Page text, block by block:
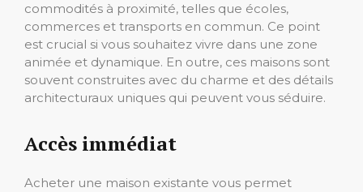
commodités à proximité, telles que écoles,
commerces et transports en commun. Ce point
est crucial si vous souhaitez vivre dans une zone
animée et dynamique. En outre, ces maisons sont
souvent construites avec du charme et des détails
architecturaux uniques qui peuvent vous séduire.
Accès immédiat
Acheter une maison existante vous permet